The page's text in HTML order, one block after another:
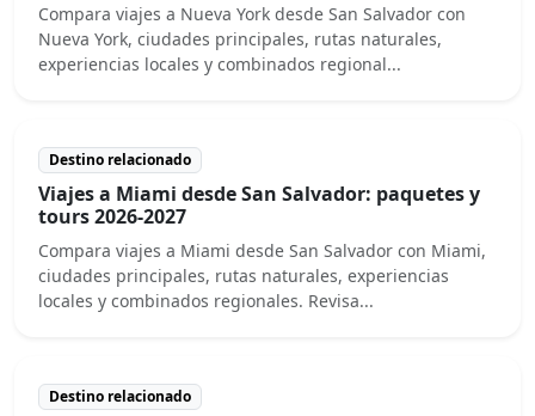
Compara viajes a Nueva York desde San Salvador con
Nueva York, ciudades principales, rutas naturales,
experiencias locales y combinados regional...
Destino relacionado
Viajes a Miami desde San Salvador: paquetes y
tours 2026-2027
Compara viajes a Miami desde San Salvador con Miami,
ciudades principales, rutas naturales, experiencias
locales y combinados regionales. Revisa...
Destino relacionado